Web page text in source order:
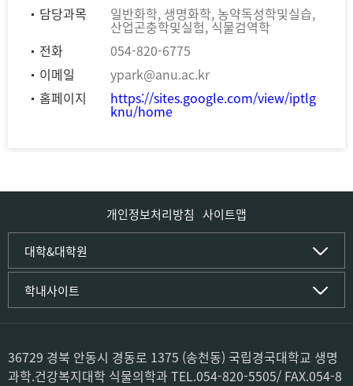
담당과목
일반화학, 생명화학, 농약독성학및실습,
산업곤충학및실험, 식물검역학
전화
054-820-6775
이메일
ypark@anu.ac.kr
홈페이지
https://sites.google.com/view/iptlg
knu/home
개인정보처리방침 사이트맵
대학&대학원
인문사회·IT대학
인문·문화학부
국어국문학전공
중국어문·문화학전공
한자문화콘텐츠학전공
미디어문화커뮤니케이션학전공
사학전공
학내사이트
국립경국대학교
(재)국립경국대학교발전기금
공용S/W관리시스템
공자학원
36729 경북 안동시 경동로 1375 (송천동) 국립경국대학교 생명
과학.건강복지대학 식물의학과 TEL.054-820-5505/ FAX.054-8